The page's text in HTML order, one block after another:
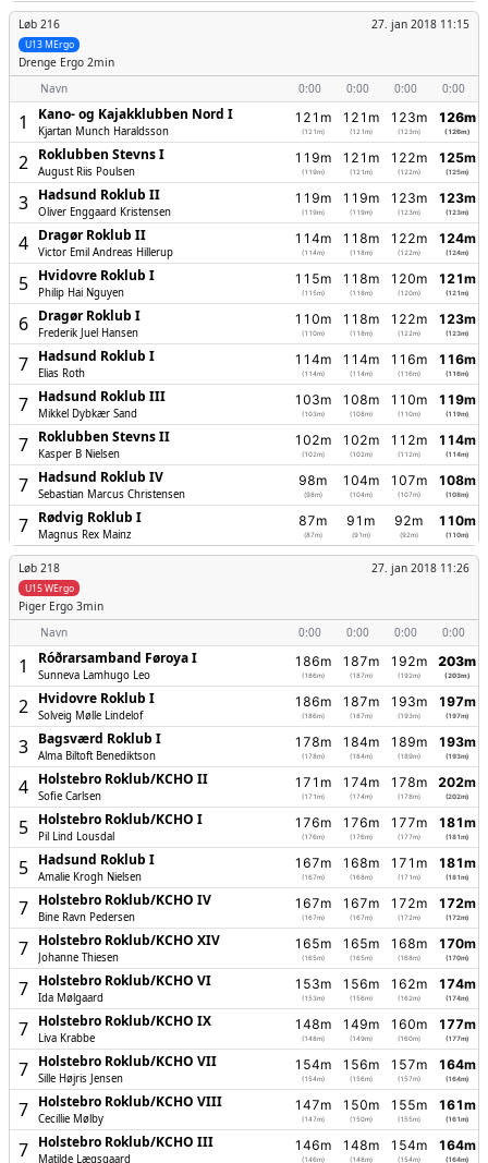
Løb 216 27. jan 2018 11:15
U13 MErgo
Drenge Ergo 2min
Navn
0:00 0:00 0:00 0:00
1 Kano- og Kajakklubben Nord I
Kjartan Munch Haraldsson
121m
(121m)
121m
(121m)
123m
(123m)
126m
(126m)
2 Roklubben Stevns I
August Riis Poulsen
119m
(119m)
121m
(121m)
122m
(122m)
125m
(125m)
3 Hadsund Roklub II
Oliver Enggaard Kristensen
119m
(119m)
119m
(119m)
123m
(123m)
123m
(123m)
4 Dragør Roklub II
Victor Emil Andreas Hillerup
114m
(114m)
118m
(118m)
122m
(122m)
124m
(124m)
5 Hvidovre Roklub I
Philip Hai Nguyen
115m
(115m)
118m
(118m)
120m
(120m)
121m
(121m)
6 Dragør Roklub I
Frederik Juel Hansen
110m
(110m)
118m
(118m)
122m
(122m)
123m
(123m)
7 Hadsund Roklub I
Elias Roth
114m
(114m)
114m
(114m)
116m
(116m)
116m
(116m)
7 Hadsund Roklub III
Mikkel Dybkær Sand
103m
(103m)
108m
(108m)
110m
(110m)
119m
(119m)
7 Roklubben Stevns II
Kasper B Nielsen
102m
(102m)
102m
(102m)
112m
(112m)
114m
(114m)
7 Hadsund Roklub IV
Sebastian Marcus Christensen
98m
(98m)
104m
(104m)
107m
(107m)
108m
(108m)
7 Rødvig Roklub I
Magnus Rex Mainz
87m
(87m)
91m
(91m)
92m
(92m)
110m
(110m)
Løb 218 27. jan 2018 11:26
U15 WErgo
Piger Ergo 3min
Navn
0:00 0:00 0:00 0:00
1 Róðrarsamband Føroya I
Sunneva Lamhugo Leo
186m
(186m)
187m
(187m)
192m
(192m)
203m
(203m)
2 Hvidovre Roklub I
Solveig Mølle Lindelof
186m
(186m)
187m
(187m)
193m
(193m)
197m
(197m)
3 Bagsværd Roklub I
Alma Biltoft Benediktson
178m
(178m)
184m
(184m)
189m
(189m)
193m
(193m)
4 Holstebro Roklub/­KCHO II
Sofie Carlsen
171m
(171m)
174m
(174m)
178m
(178m)
202m
(202m)
5 Holstebro Roklub/­KCHO I
Pil Lind Lousdal
176m
(176m)
176m
(176m)
177m
(177m)
181m
(181m)
5 Hadsund Roklub I
Amalie Krogh Nielsen
167m
(167m)
168m
(168m)
171m
(171m)
181m
(181m)
7 Holstebro Roklub/­KCHO IV
Bine Ravn Pedersen
167m
(167m)
167m
(167m)
172m
(172m)
172m
(172m)
7 Holstebro Roklub/­KCHO XIV
Johanne Thiesen
165m
(165m)
165m
(165m)
168m
(168m)
170m
(170m)
7 Holstebro Roklub/­KCHO VI
Ida Mølgaard
153m
(153m)
156m
(156m)
162m
(162m)
174m
(174m)
7 Holstebro Roklub/­KCHO IX
Liva Krabbe
148m
(148m)
149m
(149m)
160m
(160m)
177m
(177m)
7 Holstebro Roklub/­KCHO VII
Sille Højris Jensen
154m
(154m)
156m
(156m)
157m
(157m)
164m
(164m)
7 Holstebro Roklub/­KCHO VIII
Cecillie Mølby
147m
(147m)
150m
(150m)
155m
(155m)
161m
(161m)
7 Holstebro Roklub/­KCHO III
Matilde Lægsgaard
146m
(146m)
148m
(148m)
154m
(154m)
164m
(164m)